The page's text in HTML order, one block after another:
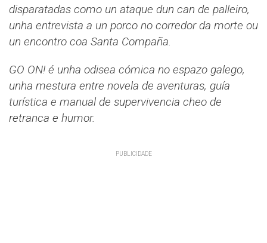
disparatadas como un ataque dun can de palleiro,
unha entrevista a un porco no corredor da morte ou
un encontro coa Santa Compaña.
GO ON! é unha odisea cómica no espazo galego,
unha mestura entre novela de aventuras, guía
turística e manual de supervivencia cheo de
retranca e humor.